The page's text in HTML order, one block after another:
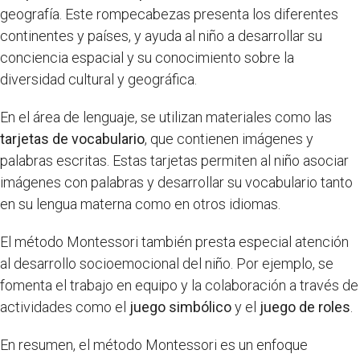
geografía. Este rompecabezas presenta los diferentes
continentes y países, y ayuda al niño a desarrollar su
conciencia espacial y su conocimiento sobre la
diversidad cultural y geográfica.
En el área de lenguaje, se utilizan materiales como las
tarjetas de vocabulario, que contienen imágenes y
palabras escritas. Estas tarjetas permiten al niño asociar
imágenes con palabras y desarrollar su vocabulario tanto
en su lengua materna como en otros idiomas.
El método Montessori también presta especial atención
al desarrollo socioemocional del niño. Por ejemplo, se
fomenta el trabajo en equipo y la colaboración a través de
actividades como el juego simbólicoy el juego de roles
En resumen, el método Montessori es un enfoque